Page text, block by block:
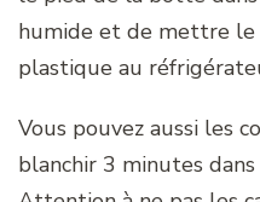
humide et de mettre le
plastique au
Vous pouvez aussi les
blanchir 3 minutes